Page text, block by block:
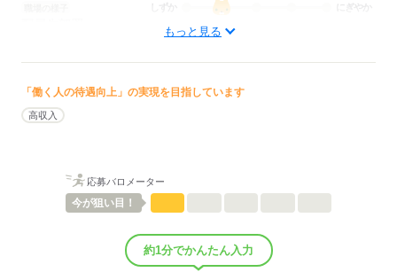
にぎやか
■賞与備考：1万円～50万円（前年度実績）
■退職金制度：有（勤続3年以上）
■退職金制度備考：退職金共済
応募する
もっと見る
「働く人の待遇向上」の実現を目指しています
高収入
応募バロメーター
今が狙い目！
約1分でかんたん入力